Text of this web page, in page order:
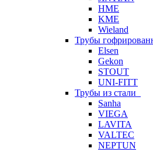
HME
KME
Wieland
Трубы
Elsen
Gekon
STOUT
UNI-FITT
Трубы из стали
Sanha
VIEGA
LAVITA
VALTEC
NEPTUN